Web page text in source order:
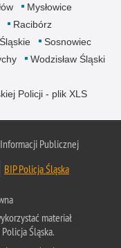
Mysłowice
Racibórz
Sosnowiec
Wodzisław Śląski
Policji - plik XLS
Publicznej
BIP Policja Śląska
materiał
Śląska.